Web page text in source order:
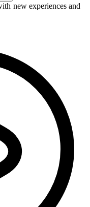
new experiences and